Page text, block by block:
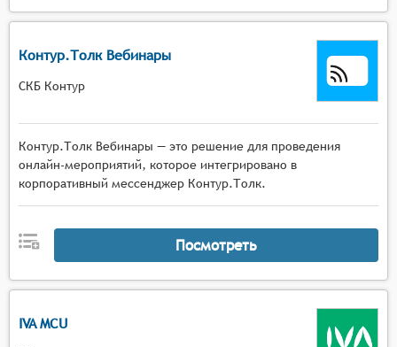
Контур.Толк Вебинары
СКБ Контур
Контур.Толк Вебинары — это решение для проведения
онлайн-мероприятий, которое интегрировано в
корпоративный мессенджер Контур.Толк.
Посмотреть
IVA MCU